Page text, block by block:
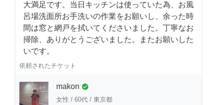
大満足です。当日キッチンは使っていた為、お風
呂場洗面所お手洗いの作業をお願いし、余った時
間は窓と網戸を拭いてくださいました。丁寧なお
掃除、ありがとうございました。またお願いした
いです。
依頼されたチケット
makon check_circle
女性 / 60代 / 東京都